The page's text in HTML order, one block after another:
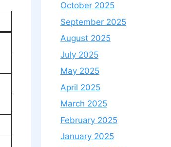
October 2025
September 2025
August 2025
July 2025
May 2025
April 2025
March 2025
February 2025
January 2025